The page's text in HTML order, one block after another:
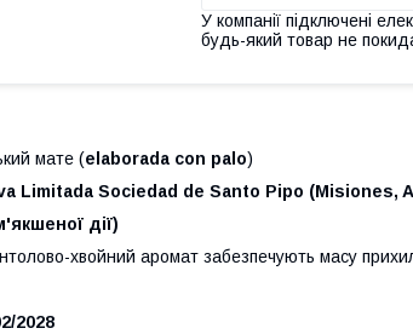
У компанії підключені
будь-який товар не
мате (elaborada con palo)
Limitada Sociedad de Santo Pipo (Misiones,
дії)
хвойний аромат забезпечують масу
2028